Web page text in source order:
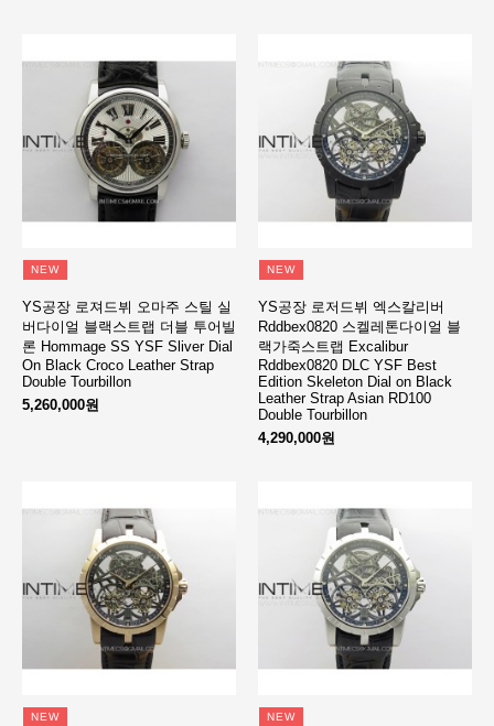
NEW
YS공장 로져드뷔 오마주 스틸 실
버다이얼 블랙스트랩 더블 투어빌
론 Hommage SS YSF Sliver Dial
On Black Croco Leather Strap
Double Tourbillon
5,260,000원
NEW
YS공장 로저드뷔 엑스칼리버
Rddbex0820 스켈레톤다이얼 블
랙가죽스트랩 Excalibur
Rddbex0820 DLC YSF Best
Edition Skeleton Dial on Black
Leather Strap Asian RD100
Double Tourbillon
4,290,000원
NEW NEW